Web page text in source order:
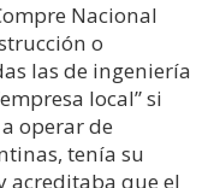
Nacional
o
las de ingeniería
local” si
operar de
tenía su
acreditaba que el